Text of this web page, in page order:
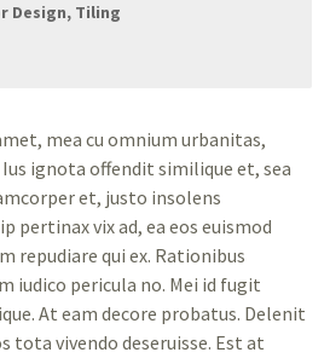
Design, Tiling
mea cu omnium urbanitas,
ignota offendit similique et, sea
et, justo insolens
pertinax vix ad, ea eos euismod
repudiare qui ex. Rationibus
iudico pericula no. Mei id fugit
At eam decore probatus. Delenit
tota vivendo deseruisse. Est at